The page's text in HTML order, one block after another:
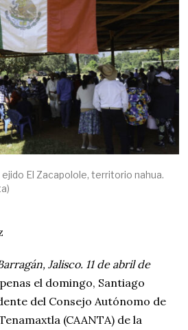
2
0
2
3
El Zacapolole, territorio nahua.
Jalisco. 11 de abril de
el domingo, Santiago
del Consejo Autónomo de
(CAANTA) de la